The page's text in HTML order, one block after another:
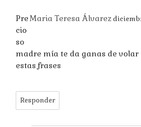
Maria Teresa Álvarez
Pre
cio
so
madre mía te da ganas de volar
estas frases
Responder